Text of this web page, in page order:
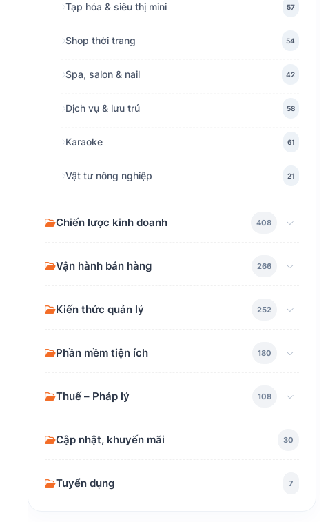
Tạp hóa & siêu thị mini 57
Shop thời trang 54
Spa, salon & nail 42
Dịch vụ & lưu trú 58
Karaoke 61
Vật tư nông nghiệp 21
Chiến lược kinh doanh 408
Vận hành bán hàng 266
Kiến thức quản lý 252
Phần mềm tiện ích 180
Thuế – Pháp lý 108
Cập nhật, khuyến mãi 30
Tuyển dụng 7